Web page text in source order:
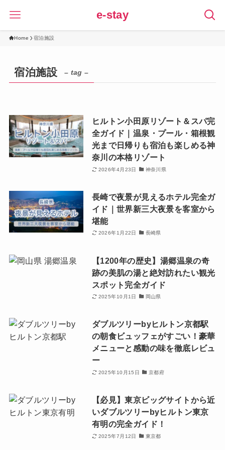
e-stay
Home 宿泊施設
宿泊施設 – tag –
ヒルトン小田原リゾート＆スパ完
全ガイド｜温泉・プール・箱根観
光まで日帰りも宿泊も楽しめる神
奈川の本格リゾート
2026年4月23日 神奈川県
長崎で夜景が見えるホテル完全ガ
イド｜世界新三大夜景を客室から
堪能
2026年1月22日 長崎県
【1200年の歴史】湯郷温泉の奇
跡の美肌の湯と絶対訪れたい観光
スポット完全ガイド
2025年10月1日 岡山県
ダブルツリーbyヒルトン京都駅
の朝食ビュッフェがすごい！豪華
メニューと感動の味を徹底レビュ
ー
2025年10月15日 京都府
【必見】東京ビッグサイトから近
いダブルツリーbyヒルトン東京
有明の完全ガイド！
2025年7月12日 東京都